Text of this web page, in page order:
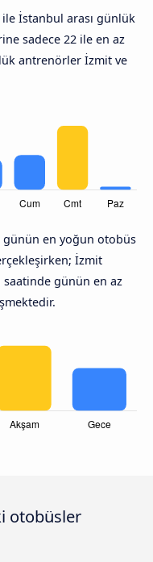
İstanbul arası günlük
sadece 22 ile en az
antrenörler İzmit ve
en yoğun otobüs
İzmit
saatinde günün en az
otobüsler